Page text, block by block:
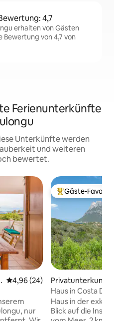
4,7
erhalten von Gästen
von 4,7 von
Ferienunterkünfte
Unterkünfte werden
und weiteren
bewertet.
Durchschnittliche Bewertung:
4,96 (24)
nur
Beliebter Gäste-
Gäste-Favorit
Privatunterkunft
Haus in Costa
Tavolara
Haus in der
Blick auf die Insel